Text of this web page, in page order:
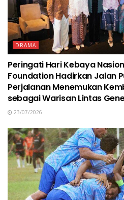
DRAMA
Peringati Hari Kebaya
Foundation Hadirkan Jalan
Perjalanan Menemukan
sebagai Warisan Lintas
23/07/2026